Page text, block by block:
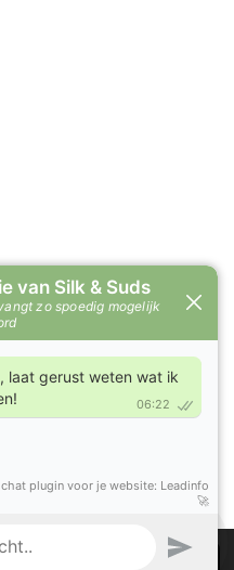
Akkoord